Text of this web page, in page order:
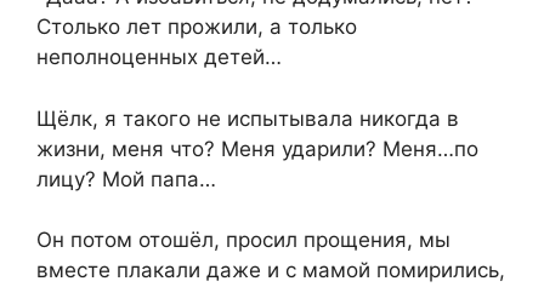
Столько лет прожили, а только
неполноценных детей…
Щёлк, я такого не испытывала никогда в
жизни, меня что? Меня ударили? Меня…по
лицу? Мой папа…
Он потом отошёл, просил прощения, мы
вместе плакали даже и с мамой помирились,